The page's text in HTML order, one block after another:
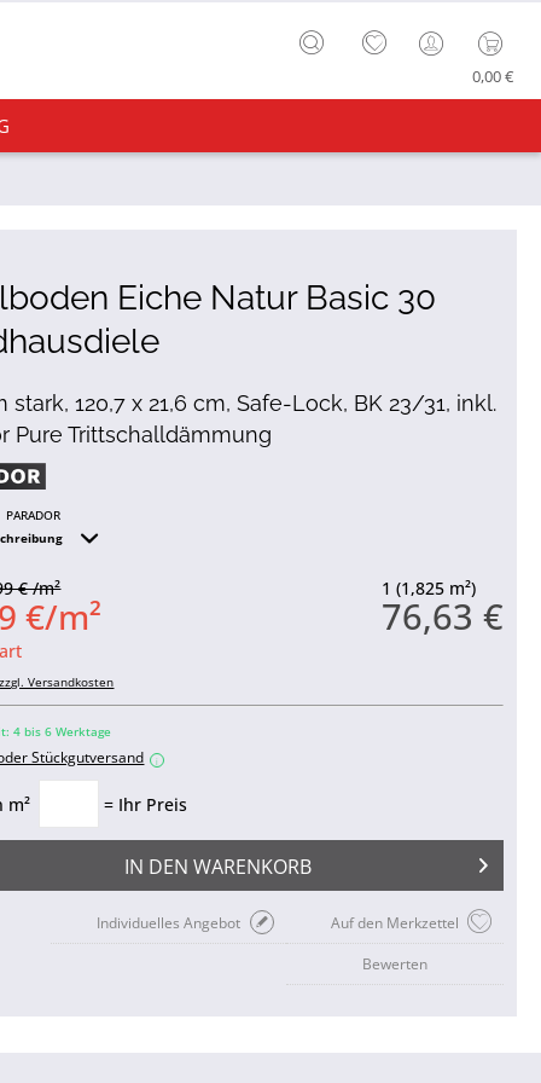
0,00 €
Eiche Natur Basic 30
stark, 120,7 x 21,6 cm, Safe-Lock, BK 23/31, inkl.
Pure Trittschalldämmung
PARADOR
1 (1,825 m²)
76,63 €
€ /m²
€/m²
zzgl. Versandkosten
4 bis 6 Werktage
Stückgutversand i
m² = Ihr Preis
IN DEN WARENKORB
Auf den Merkzettel
Individuelles Angebot
Bewerten